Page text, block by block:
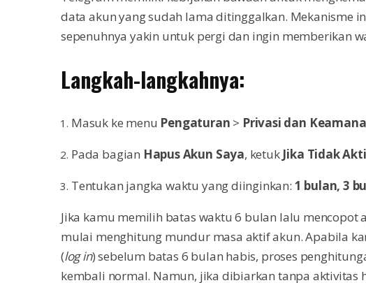
data akun yang sudah lama ditinggalkan. Mekanisme
sepenuhnya yakin untuk pergi dan ingin memberikan
Langkah-langkahnya:
Masuk ke menu Pengaturan > Privasi dan
Pada bagian Hapus Akun Saya, ketuk Jika Tidak
Tentukan jangka waktu yang diinginkan: 1 bulan, 3
Jika kamu memilih batas waktu 6 bulan lalu mencopot
mulai menghitung mundur masa aktif akun. Apabila
(log in) sebelum batas 6 bulan habis, proses
kembali normal. Namun, jika dibiarkan tanpa aktivitas